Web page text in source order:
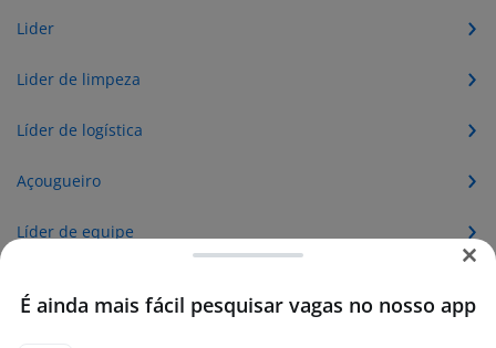
Lider
Lider de limpeza
Líder de logística
Açougueiro
Líder de equipe
É ainda mais fácil pesquisar vagas no nosso app